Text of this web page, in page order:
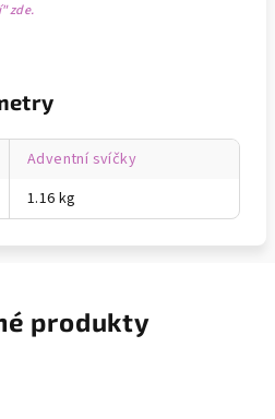
zde.
Adventní svíčky
1.16 kg
produkty